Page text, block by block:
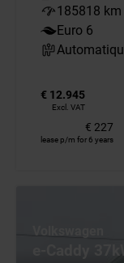
185818 km
Euro 6
€ 12.945
Excl. VAT
€ 227
lease p/m for 6 years
e-Caddy